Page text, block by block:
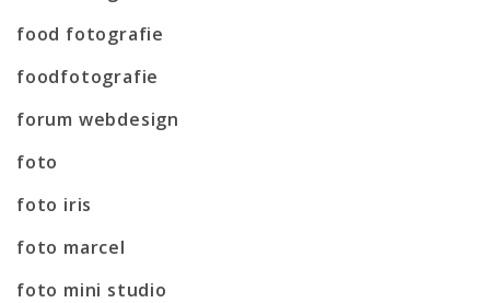
food fotografie
foodfotografie
forum webdesign
foto
foto iris
foto marcel
foto mini studio